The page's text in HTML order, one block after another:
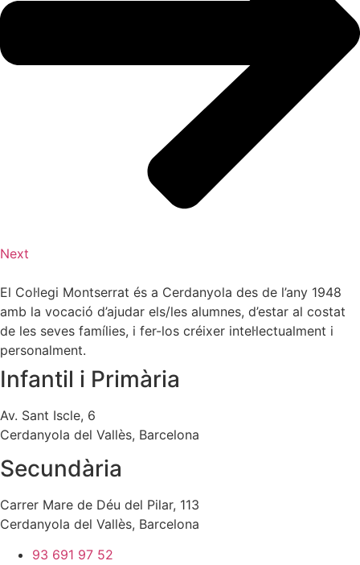
Next
El Col·legi Montserrat és a Cerdanyola des de l’any 1948
amb la vocació d’ajudar els/les alumnes, d’estar al costat
de les seves famílies, i fer-los créixer intel·lectualment i
personalment.
Infantil i Primària
Av. Sant Iscle, 6
Cerdanyola del Vallès, Barcelona
Secundària
Carrer Mare de Déu del Pilar, 113
Cerdanyola del Vallès, Barcelona
93 691 97 52